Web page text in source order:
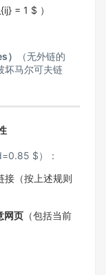
= 1 $ ）
）
（无外链的
坏马尔可夫链
$）：
接（按上述规则
网页 （包括当前